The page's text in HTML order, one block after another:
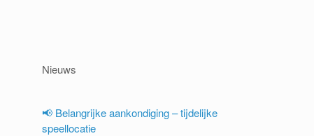
Nieuws
📢 Belangrijke aankondiging – tijdelijke
speellocatie